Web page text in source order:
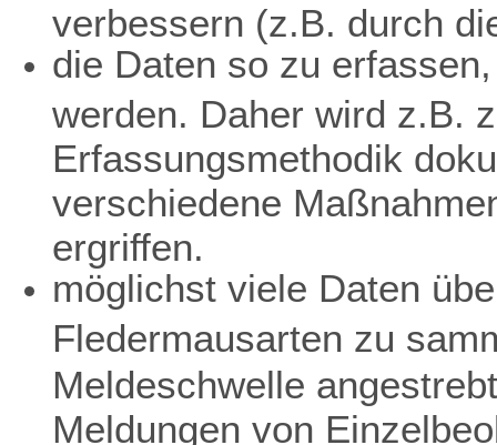
verbessern (z.B. durch
die Daten so zu
werden. Daher wird z.B.
Erfassungsmethodik
verschiedene
ergriffen.
möglichst viele Daten
Fledermausarten zu
Meldeschwelle
Meldungen von